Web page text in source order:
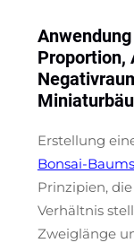
Proportion,
Erstellung
Bonsai-Baums
Prinzipien,
Verhältnis
Zweiglänge